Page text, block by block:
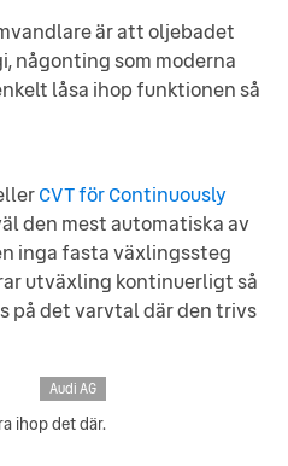
är att oljebadet
någonting som moderna
låsa ihop funktionen så
CVT för Continuously
den mest automatiska av
inga fasta växlingssteg
utväxling kontinuerligt så
på det varvtal där den trivs
Audi AG
ihop det där.